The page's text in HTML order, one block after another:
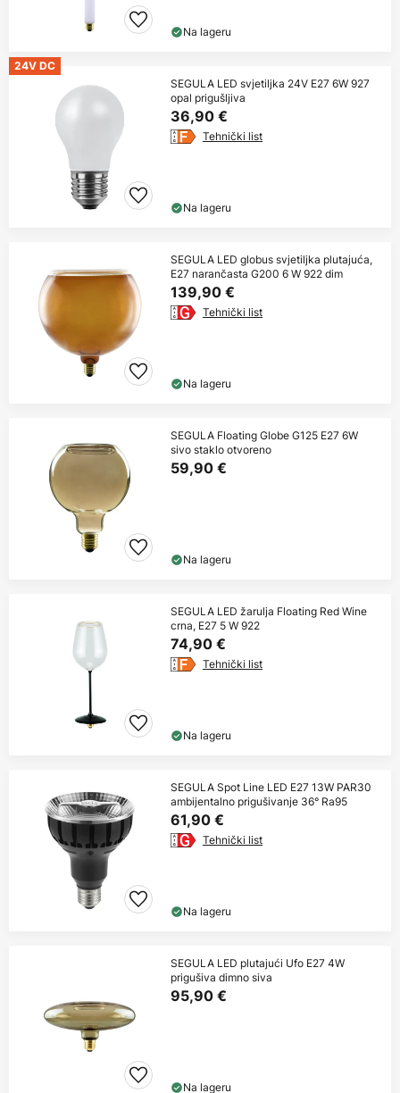
Na lageru
24V DC
SEGULA LED svjetiljka 24V E27 6W 927
opal prigušljiva
36,90 €
Tehnički list
Na lageru
SEGULA LED globus svjetiljka plutajuća,
E27 narančasta G200 6 W 922 dim
139,90 €
Tehnički list
Na lageru
SEGULA Floating Globe G125 E27 6W
sivo staklo otvoreno
59,90 €
Na lageru
SEGULA LED žarulja Floating Red Wine
crna, E27 5 W 922
74,90 €
Tehnički list
Na lageru
SEGULA Spot Line LED E27 13W PAR30
ambijentalno prigušivanje 36° Ra95
61,90 €
Tehnički list
Na lageru
SEGULA LED plutajući Ufo E27 4W
prigušiva dimno siva
95,90 €
Na lageru